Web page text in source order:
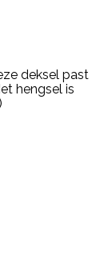
deksel past
hengsel is